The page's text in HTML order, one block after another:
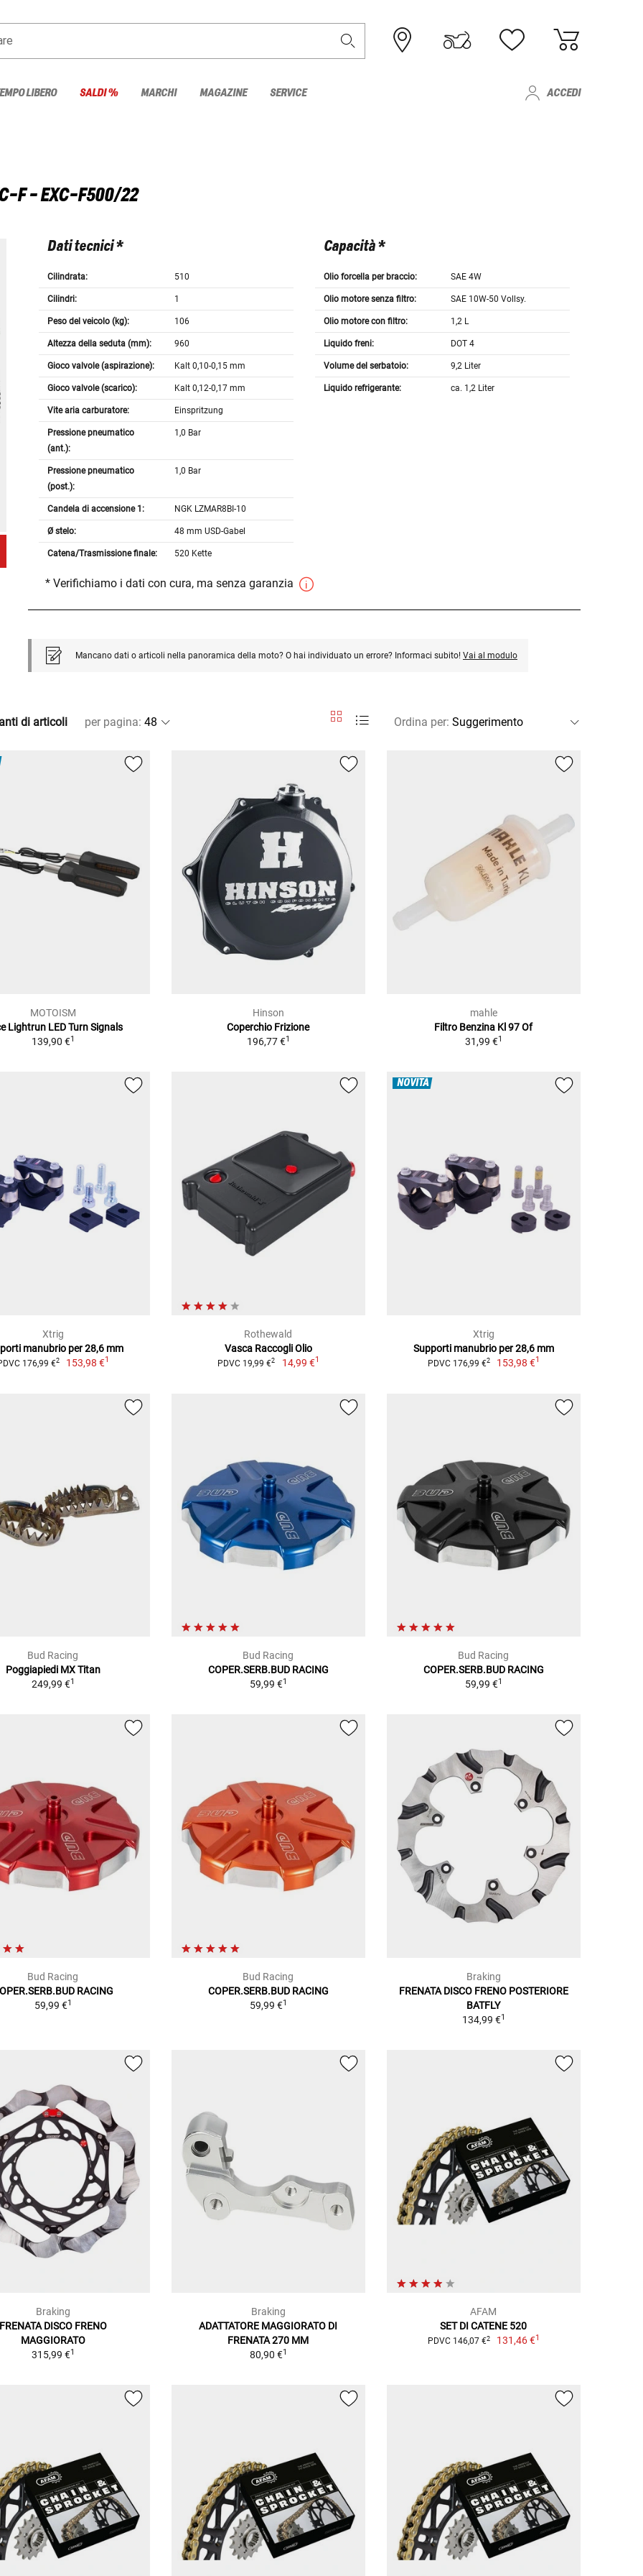
LIBERO SALDI % MARCHI MAGAZINE SERVICE ACCEDI
F - EXC-F500/22
Dati tecnici *
Cilindrata: 510
Cilindri: 1
Peso del veicolo (kg): 106
Altezza della seduta (mm): 960
Gioco valvole (aspirazione): Kalt 0,10-0,15 mm
Gioco valvole (scarico): Kalt 0,12-0,17 mm
Vite aria carburatore: Einspritzung
Pressione pneumatico
(ant.):
1,0 Bar
Pressione pneumatico
(post.):
1,0 Bar
Candela di accensione 1: NGK LZMAR8BI-10
Ø stelo: 48 mm USD-Gabel
Catena/Trasmissione finale: 520 Kette
Capacità *
Olio forcella per braccio: SAE 4W
Olio motore senza filtro: SAE 10W-50 Vollsy.
Olio motore con filtro: 1,2 L
Liquido freni: DOT 4
Volume del serbatoio: 9,2 Liter
Liquido refrigerante: ca. 1,2 Liter
* Verifichiamo i dati con cura, ma senza garanzia
Mancano dati o articoli nella panoramica della moto? O hai individuato un errore? Informaci subito! Vai al modulo
di articoli per pagina: Ordina per:
MOTOISM
Lightrun LED Turn Signals
139,90 €1
Hinson
Coperchio Frizione
196,77 €1
mahle
Filtro Benzina Kl 97 Of
31,99 €1
Xtrig
manubrio per 28,6 mm
176,99 €2 153,98 €1
Rothewald
Vasca Raccogli Olio
PDVC 19,99 €2 14,99 €1
NOVITÀ
Xtrig
Supporti manubrio per 28,6 mm
PDVC 176,99 €2 153,98 €1
Bud Racing
Poggiapiedi MX Titan
249,99 €1
Bud Racing
COPER.SERB.BUD RACING
59,99 €1
Bud Racing
COPER.SERB.BUD RACING
59,99 €1
Bud Racing
RACING
59,99 €1
Bud Racing
COPER.SERB.BUD RACING
59,99 €1
Braking
FRENATA DISCO FRENO POSTERIORE
BATFLY
134,99 €1
Braking
DISCO FRENO
MAGGIORATO
315,99 €1
Braking
ADATTATORE MAGGIORATO DI
FRENATA 270 MM
80,90 €1
AFAM
SET DI CATENE 520
PDVC 146,07 €2 131,46 €1